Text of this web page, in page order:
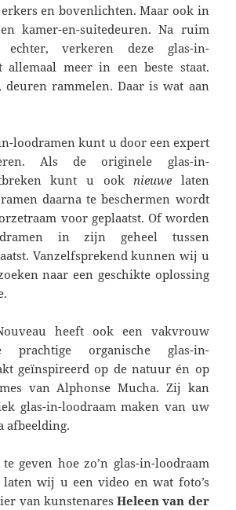
en bovenlichten. Maar ook in
kamer-en-suitedeuren. Na ruim
verkeren deze glas-in-
allemaal meer in een beste staat.
deuren rammelen. Daar is wat aan
loodramen kunt u door een expert
Als de originele glas-in-
kunt u ook nieuwe laten
daarna te beschermen wordt
voor geplaatst. Of worden
in zijn geheel tussen
Vanzelfsprekend kunnen wij u
naar een geschikte oplossing
heeft ook een vakvrouw
prachtige organische glas-in-
geïnspireerd op de natuur én op
van Alphonse Mucha. Zij kan
glas-in-loodraam maken van uw
afbeelding.
geven hoe zo’n glas-in-loodraam
wij u een video en wat foto’s
van kunstenaresHeleen van der